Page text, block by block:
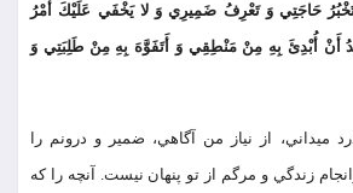
حَاجَتِي وَ تَعْرِفُ ضَمِيرِي وَ لا يَخْفَي عَلَيْكَ أَمْرُ
أَنْ أُبْدِئَ بِهِ مِنْ مَنْطِقِي وَ أَتَفَوَّهَ بِهِ مِنْ طَلِبَتِي وَ
مي‏داني، از نياز من آگاهي، ضمير و درونم را
زندگي و مرگم از تو پنهان نيست. آنچه را كه